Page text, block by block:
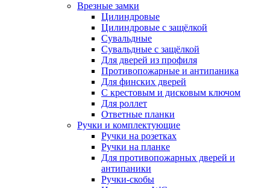
Врезные замки
Цилиндровые
Цилиндровые с защёлкой
Сувальдные
Сувальдные с защёлкой
Для дверей из профиля
Противопожарные и антипаника
Для финских дверей
С крестовым и дисковым ключом
Для роллет
Ответные планки
Ручки и комплектующие
Ручки на розетках
Ручки на планке
Для противопожарных дверей и
антипаники
Ручки-скобы